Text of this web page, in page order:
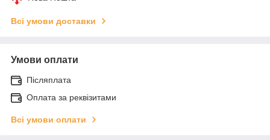
Всі умови доставки
Умови оплати
Післяплата
Оплата за реквізитами
Всі умови оплати